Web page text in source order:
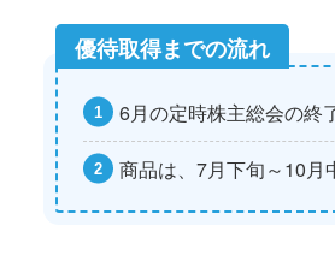
6月の定時株主総会の終
商品は、7月下旬～10月